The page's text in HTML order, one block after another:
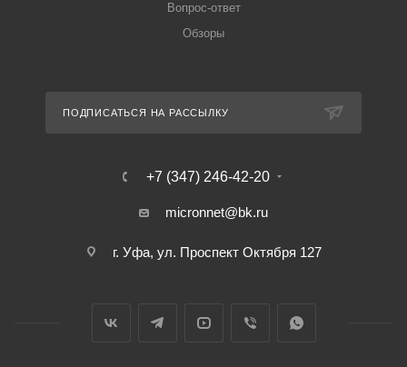
Вопрос-ответ
Обзоры
ПОДПИСАТЬСЯ НА РАССЫЛКУ
+7 (347) 246-42-20
micronnet@bk.ru
г. Уфа, ул. Проспект Октября 127